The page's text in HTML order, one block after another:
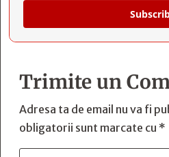
Trimite un
Adresa ta de email nu va fi
obligatorii sunt marcate cu *